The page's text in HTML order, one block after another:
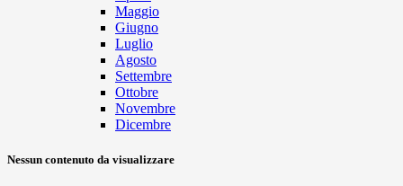
Maggio
Giugno
Luglio
Agosto
Settembre
Ottobre
Novembre
Dicembre
Nessun contenuto da visualizzare